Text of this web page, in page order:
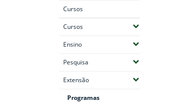
Cursos
Cursos(Expandir submenus)
Ensino(Expandir submenus)
Pesquisa (Expandir submenus)
Extensão(Expandir submenus)
Programas